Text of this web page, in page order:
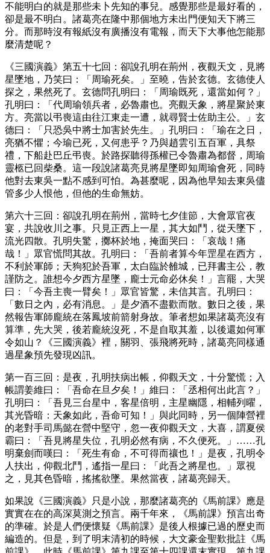
不能明白的就是那些未卜先知的事兒。感覺那些是最好看的，
卻是最不明白。諸葛亮在隆中那個地方未出門便知天下將三
分。而那時沒有報紙沒有廣播沒有電報，而天下大事他怎能那
麼清楚呢？
《三國演義》第五十七回：卻說孔明在荊州，夜觀天文，見將
星墜地，乃笑曰：「周瑜死矣。」至曉，告於玄德。玄德使人
探之，果然死了。玄德問孔明曰：「周瑜既死，還當如何？」
孔明曰：「代周瑜領兵者，必魯肅也。亮觀天象，將星聚於東
方。亮當以弔喪這由往江東走一遭，就尋賢士佐助主公。」玄
德曰：「只恐吳中將士加害於先生。」孔明曰：「瑜在之日，
亮猶不懼；今瑜已死，又何患乎？乃與趙雲引五百軍，具祭
禮，下船赴巴丘弔喪。於路探聽得孫權已令魯肅為都督，周瑜
靈柩已回柴桑。這一段說諸葛亮見將星墜即知周瑜會死，同時
他對去東吳一點不感到可怕。為甚麼呢，因為他早知去東吳儘
管多少人恨他，但他的生命無妨。
第六十三回：卻說孔明在荊州，當時七夕佳節，大會眾官夜
宴，共說收川之事。只見正西上一星，其大如鬥，從天墜下，
流光四散。孔明失驚，擲杯於地，掩面哭曰：「哀哉！痛
哉！」眾官慌問其故。孔明曰：「吾前者算今年罡星在西方，
不利於軍師；天狗犯於吾軍，太白臨於雒城，已拜書主公，教
謹防之。誰想今夕西方星墜，龐士元命必休矣！」言罷，大哭
曰：「今吾主喪一臂矣！」眾官皆驚，未信其言。孔明曰：
「數日之內，必有消息。」是夕酒不盡歡而散。數日之後，果
然報告軍師龐統在落鳳坡前箭射身故。筆者想如果諸葛亮沒有
算準，先大哭，後若龐統沒死，不是自取其羞，以後還如何軍
令如山？《三國演義》裡，關羽、張飛將死時，諸葛亮同樣通
過星象預先發現凶訊。
第一百三回：是夜，孔明扶病出帳，仰觀天文，十分驚慌；入
帳謂姜維曰：「吾命在旦夕矣！」維曰：「丞相何出此言？」
孔明曰：「吾見三台星中，客星倍明，主星幽隱，相輔列曜，
其光昏暗：天象如此，吾命可知！」與此同時，另一個陣營裡
的老對手司馬懿在營中堅守，忽一夜仰觀天文，大喜，謂夏侯
霸曰：「吾見將星失位，孔明必然有病，不久便死。」……孔
明棄劍而嘆曰：「死生有命，不可得而禳也！」是夜，孔明令
人扶出，仰觀北鬥，遙指一星曰：「此吾之將星也。」眾視
之，見其色昏暗，搖搖欲墜。果然當夜，諸葛亮歸天。
如果說《三國演義》只是小說，那麼諸葛亮的《馬前課》應是
實實在在的高深莫測之預言。兩千年來，《馬前課》預言出奇
的準確。於是人們便懷疑《馬前課》是後人根據已過的歷史而
編造的。但是，到了明末清初的時候，大文豪金聖歎批註《馬